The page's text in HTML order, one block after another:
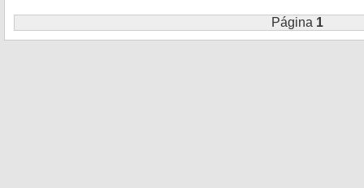
Página 1